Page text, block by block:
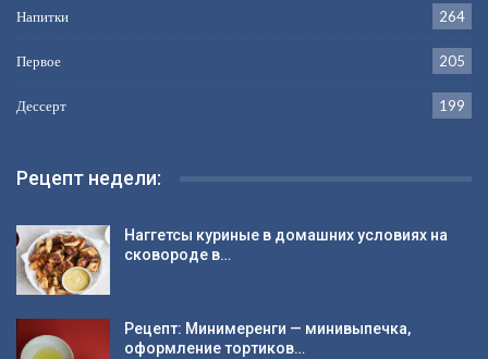
Напитки 264
Первое 205
Дессерт 199
Рецепт недели:
Наггетсы куриные в домашних условиях на
сковороде в…
Рецепт: Минимеренги — минивыпечка,
оформление тортиков…